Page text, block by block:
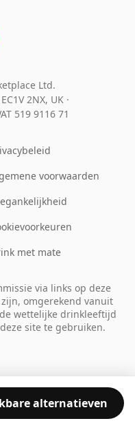
alternatieven
Ltd.
2NX, UK ·
519 9116 71
voorwaarden
met mate
via links op deze
omgerekend vanuit
wettelijke drinkleeftijd
site te gebruiken.